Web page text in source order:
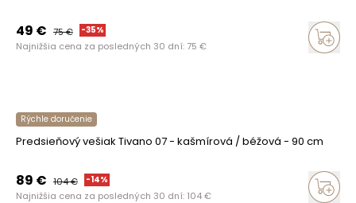
49 € 75€ -35%
Najnižšia cena za posledných 30 dní: 75 €
Rýchle doručenie
Predsieňový vešiak Tivano 07 - kašmírová / béžová - 90 cm
89 € 104€ -14%
Najnižšia cena za posledných 30 dní: 104€